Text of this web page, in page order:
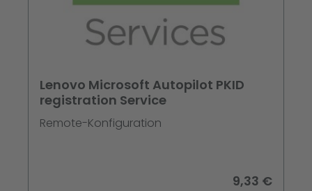
Lenovo Microsoft Autopilot PKID
registration Service
Remote-Konfiguration
9,33 €